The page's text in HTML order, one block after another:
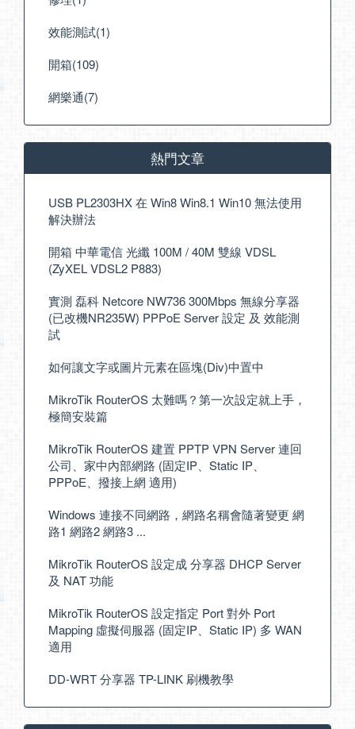
效能測試(1)
開箱(109)
網樂通(7)
熱門文章
USB PL2303HX 在 Win8 Win8.1 Win10 無法使用
解決辦法
開箱 中華電信 光纖 100M / 40M 雙線 VDSL
(ZyXEL VDSL2 P883)
實測 磊科 Netcore NW736 300Mbps 無線分享器
(已改機NR235W) PPPoE Server 設定 及 效能測
試
如何讓文字或圖片元素在區塊(Div)中置中
MikroTik RouterOS 太難嗎？第一次設定就上手，
極簡安裝篇
MikroTik RouterOS 建置 PPTP VPN Server 連回
公司、家中內部網路 (固定IP、Static IP、
PPPoE、撥接上網 適用)
Windows 連接不同網路，網路名稱會隨著變更 網
路1 網路2 網路3 ...
MikroTik RouterOS 設定成 分享器 DHCP Server
及 NAT 功能
MikroTik RouterOS 設定指定 Port 對外 Port
Mapping 虛擬伺服器 (固定IP、Static IP) 多 WAN
適用
DD-WRT 分享器 TP-LINK 刷機教學